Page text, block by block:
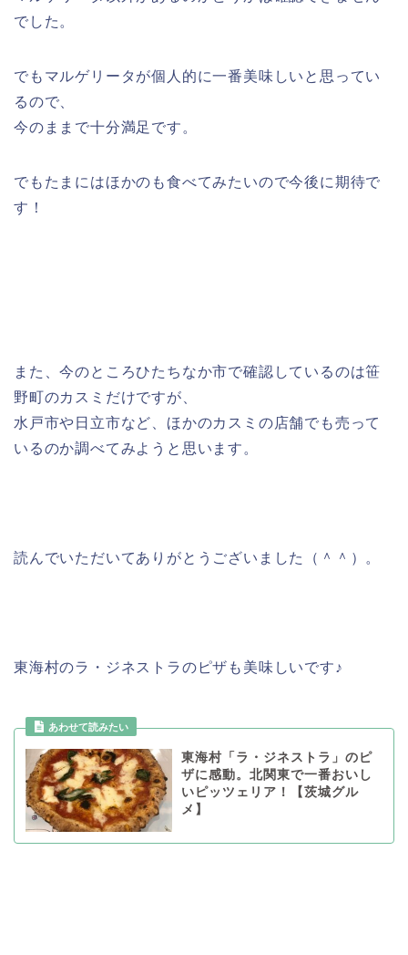
でした。
でもマルゲリータが個人的に一番美味しいと思ってい
るので、
今のままで十分満足です。
でもたまにはほかのも食べてみたいので今後に期待で
す！
また、今のところひたちなか市で確認しているのは笹
野町のカスミだけですが、
水戸市や日立市など、ほかのカスミの店舗でも売って
いるのか調べてみようと思います。
読んでいただいてありがとうございました（＾＾）。
東海村のラ・ジネストラのピザも美味しいです♪
東海村「ラ・ジネストラ」のピ
ザに感動。北関東で一番おいし
いピッツェリア！【茨城グル
メ】